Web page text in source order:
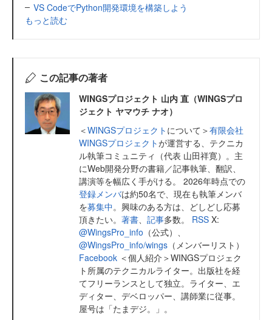
VS CodeでPython開発環境を構築しよう
もっと読む
この記事の著者
WINGSプロジェクト 山内 直（WINGSプロ
ジェクト ヤマウチ ナオ）
＜WINGSプロジェクト について＞有限会社
WINGSプロジェクトが運営する、テクニカ
ル執筆コミュニティ（代表 山田祥寛）。主
にWeb開発分野の書籍／記事執筆、翻訳、
講演等を幅広く手がける。 2026年時点での
登録メンバは約50名で、現在も執筆メンバ
を募集中。興味のある方は、どしどし応募
頂きたい。 著書 記事多数。 RSS X:
@WingsPro_info （公式）、
@WingsPro_info/wings （メンバーリスト）
Facebook ＜個人紹介＞WINGSプロジェク
ト所属のテクニカルライター。出版社を経
てフリーランスとして独立。ライター、エ
ディター、デベロッパー、講師業に従事。
屋号は「たまデジ。」。